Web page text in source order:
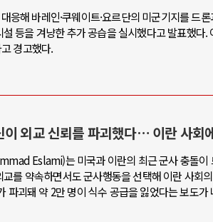
응해 바레인·쿠웨이트·요르단의 미군기지를 드
등을 겨냥한 추가 공습을 실시했다고 발표했다
경고했다.
외교 신뢰를 파괴했다… 이란 사회
Eslami)는 미국과 이란의 최근 군사 충돌이
를 약속하면서도 군사행동을 선택해 이란 사회
파괴돼 약 2만 명이 식수 공급을 잃었다는 보도